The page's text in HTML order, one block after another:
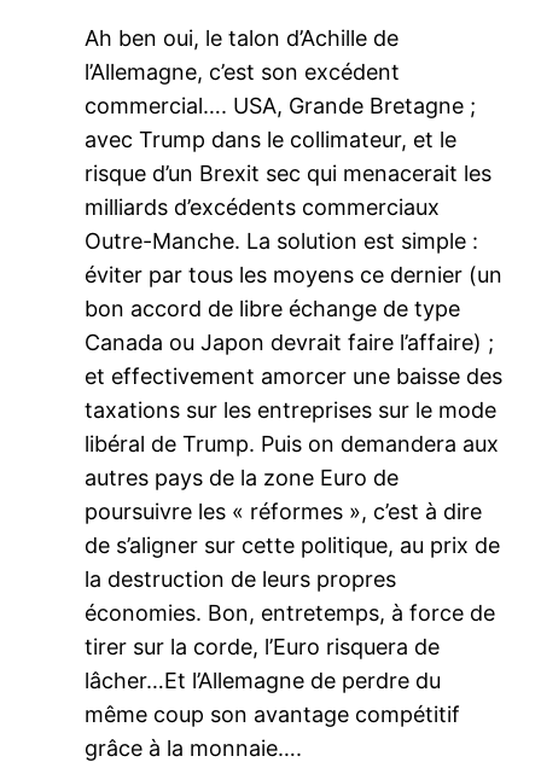
Ah ben oui, le talon d’Achille de
l’Allemagne, c’est son excédent
commercial…. USA, Grande Bretagne ;
avec Trump dans le collimateur, et le
risque d’un Brexit sec qui menacerait les
milliards d’excédents commerciaux
Outre-Manche. La solution est simple :
éviter par tous les moyens ce dernier (un
bon accord de libre échange de type
Canada ou Japon devrait faire l’affaire) ;
et effectivement amorcer une baisse des
taxations sur les entreprises sur le mode
libéral de Trump. Puis on demandera aux
autres pays de la zone Euro de
poursuivre les « réformes », c’est à dire
de s’aligner sur cette politique, au prix de
la destruction de leurs propres
économies. Bon, entretemps, à force de
tirer sur la corde, l’Euro risquera de
lâcher…Et l’Allemagne de perdre du
même coup son avantage compétitif
grâce à la monnaie….